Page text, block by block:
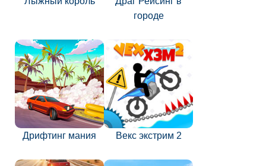
городе
Дрифтинг мания Векс экстрим 2